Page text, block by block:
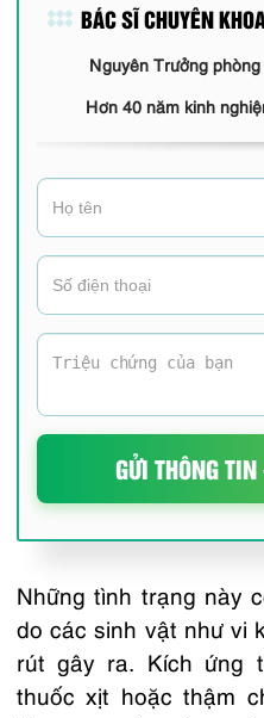
BÁC SĨ CHUYÊN
Nguyên Trưởng
Hơn 40 năm kinh
GỬI THÔNG
Những tình trạng này
do các sinh vật như vi
rút gây ra. Kích ứng
thuốc xịt hoặc thậm